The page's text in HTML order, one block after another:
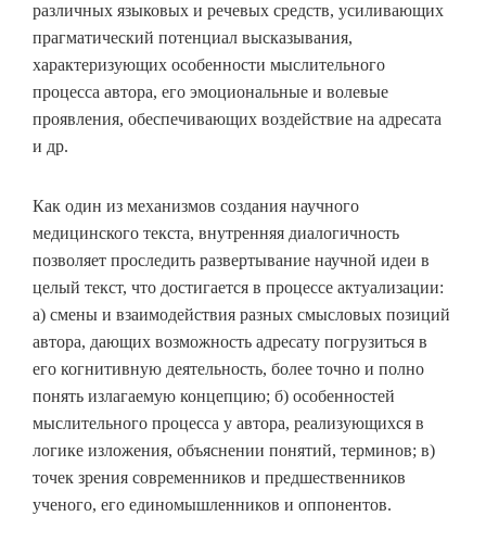
различных языковых и речевых средств, усиливающих
прагматический потенциал высказывания,
характеризующих особенности мыслительного
процесса автора, его эмоциональные и волевые
проявления, обеспечивающих воздействие на адресата
и др.
Как один из механизмов создания научного
медицинского текста, внутренняя диалогичность
позволяет проследить развертывание научной идеи в
целый текст, что достигается в процессе актуализации:
а) смены и взаимодействия разных смысловых позиций
автора, дающих возможность адресату погрузиться в
его когнитивную деятельность, более точно и полно
понять излагаемую концепцию; б) особенностей
мыслительного процесса у автора, реализующихся в
логике изложения, объяснении понятий, терминов; в)
точек зрения современников и предшественников
ученого, его единомышленников и оппонентов.